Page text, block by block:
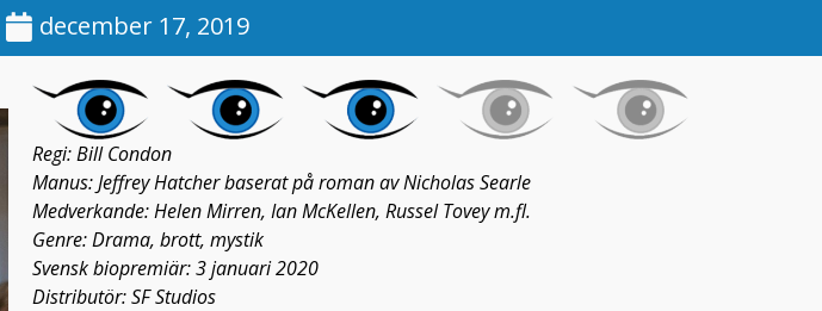
december 17, 2019
Regi: Bill Condon
Manus: Jeffrey Hatcher baserat på roman av Nicholas Searle
Medverkande: Helen Mirren, Ian McKellen, Russel Tovey m.fl.
Genre: Drama, brott, mystik
Svensk biopremiär: 3 januari 2020
Distributör: SF Studios